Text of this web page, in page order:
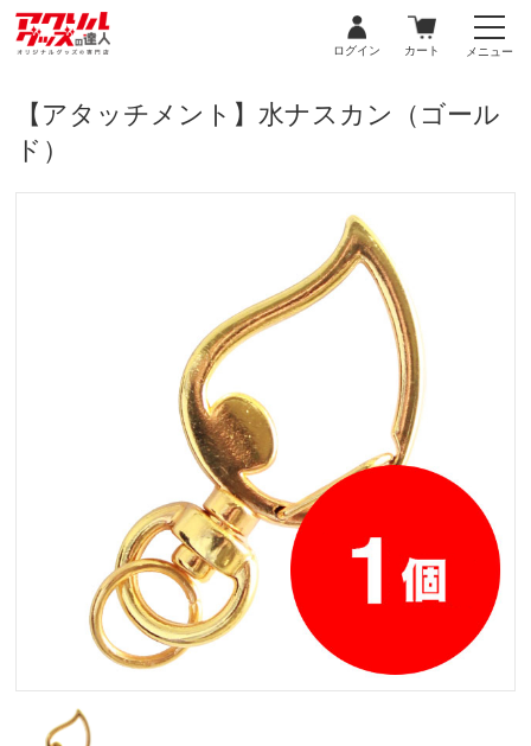
ログイン カート メニュー
【アタッチメント】水ナスカン（ゴール
ド）